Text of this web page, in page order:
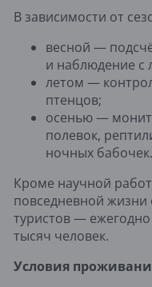
В зависимости от
весной —
и наблюдение с
летом —
птенцов;
осенью —
полевок,
ночных бабочек.
Кроме научной
повседневной
туристов —
тысяч человек.
Условия